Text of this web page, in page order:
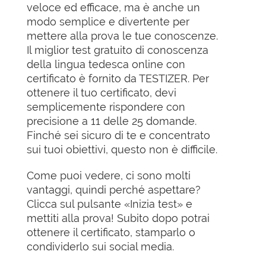
veloce ed efficace, ma è anche un
modo semplice e divertente per
mettere alla prova le tue conoscenze.
Il miglior test gratuito di conoscenza
della lingua tedesca online con
certificato è fornito da TESTIZER. Per
ottenere il tuo certificato, devi
semplicemente rispondere con
precisione a 11 delle 25 domande.
Finché sei sicuro di te e concentrato
sui tuoi obiettivi, questo non è difficile.
Come puoi vedere, ci sono molti
vantaggi, quindi perché aspettare?
Clicca sul pulsante «Inizia test» e
mettiti alla prova! Subito dopo potrai
ottenere il certificato, stamparlo o
condividerlo sui social media.